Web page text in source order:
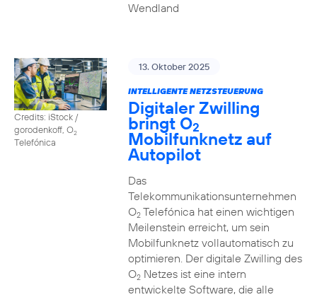
Wendland
Credits: iStock /
gorodenkoff, O2
Telefónica
13. Oktober 2025
INTELLIGENTE NETZSTEUERUNG
Digitaler Zwilling
bringt O2
Mobilfunknetz auf
Autopilot
Das
Telekommunikationsunternehmen
O2Telefónica hat einen wichtigen
Meilenstein erreicht, um sein
Mobilfunknetz vollautomatisch zu
optimieren. Der digitale Zwilling des
O2Netzes ist eine intern
entwickelte Software, die alle